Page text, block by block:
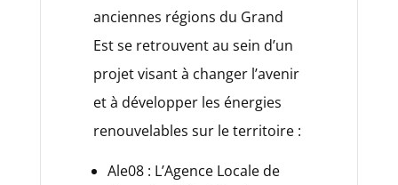
anciennes régions du Grand
Est se retrouvent au sein d’un
projet visant à changer l’avenir
et à développer les énergies
renouvelables sur le territoire :
Ale08 : L’Agence Locale de